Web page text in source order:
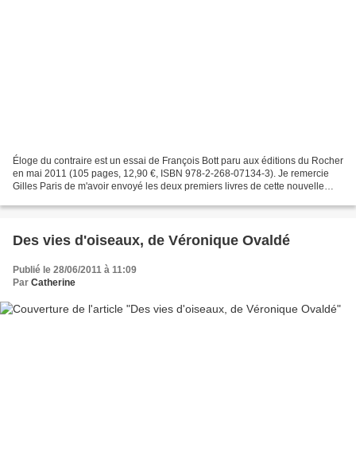
Éloge du contraire est un essai de François Bott paru aux éditions du Rocher
en mai 2011 (105 pages, 12,90 €, ISBN 978-2-268-07134-3). Je remercie
Gilles Paris de m'avoir envoyé les deux premiers livres de cette nouvelle
Des vies d'oiseaux, de Véronique Ovaldé
Publié le 28/06/2011 à 11:09
Par Catherine